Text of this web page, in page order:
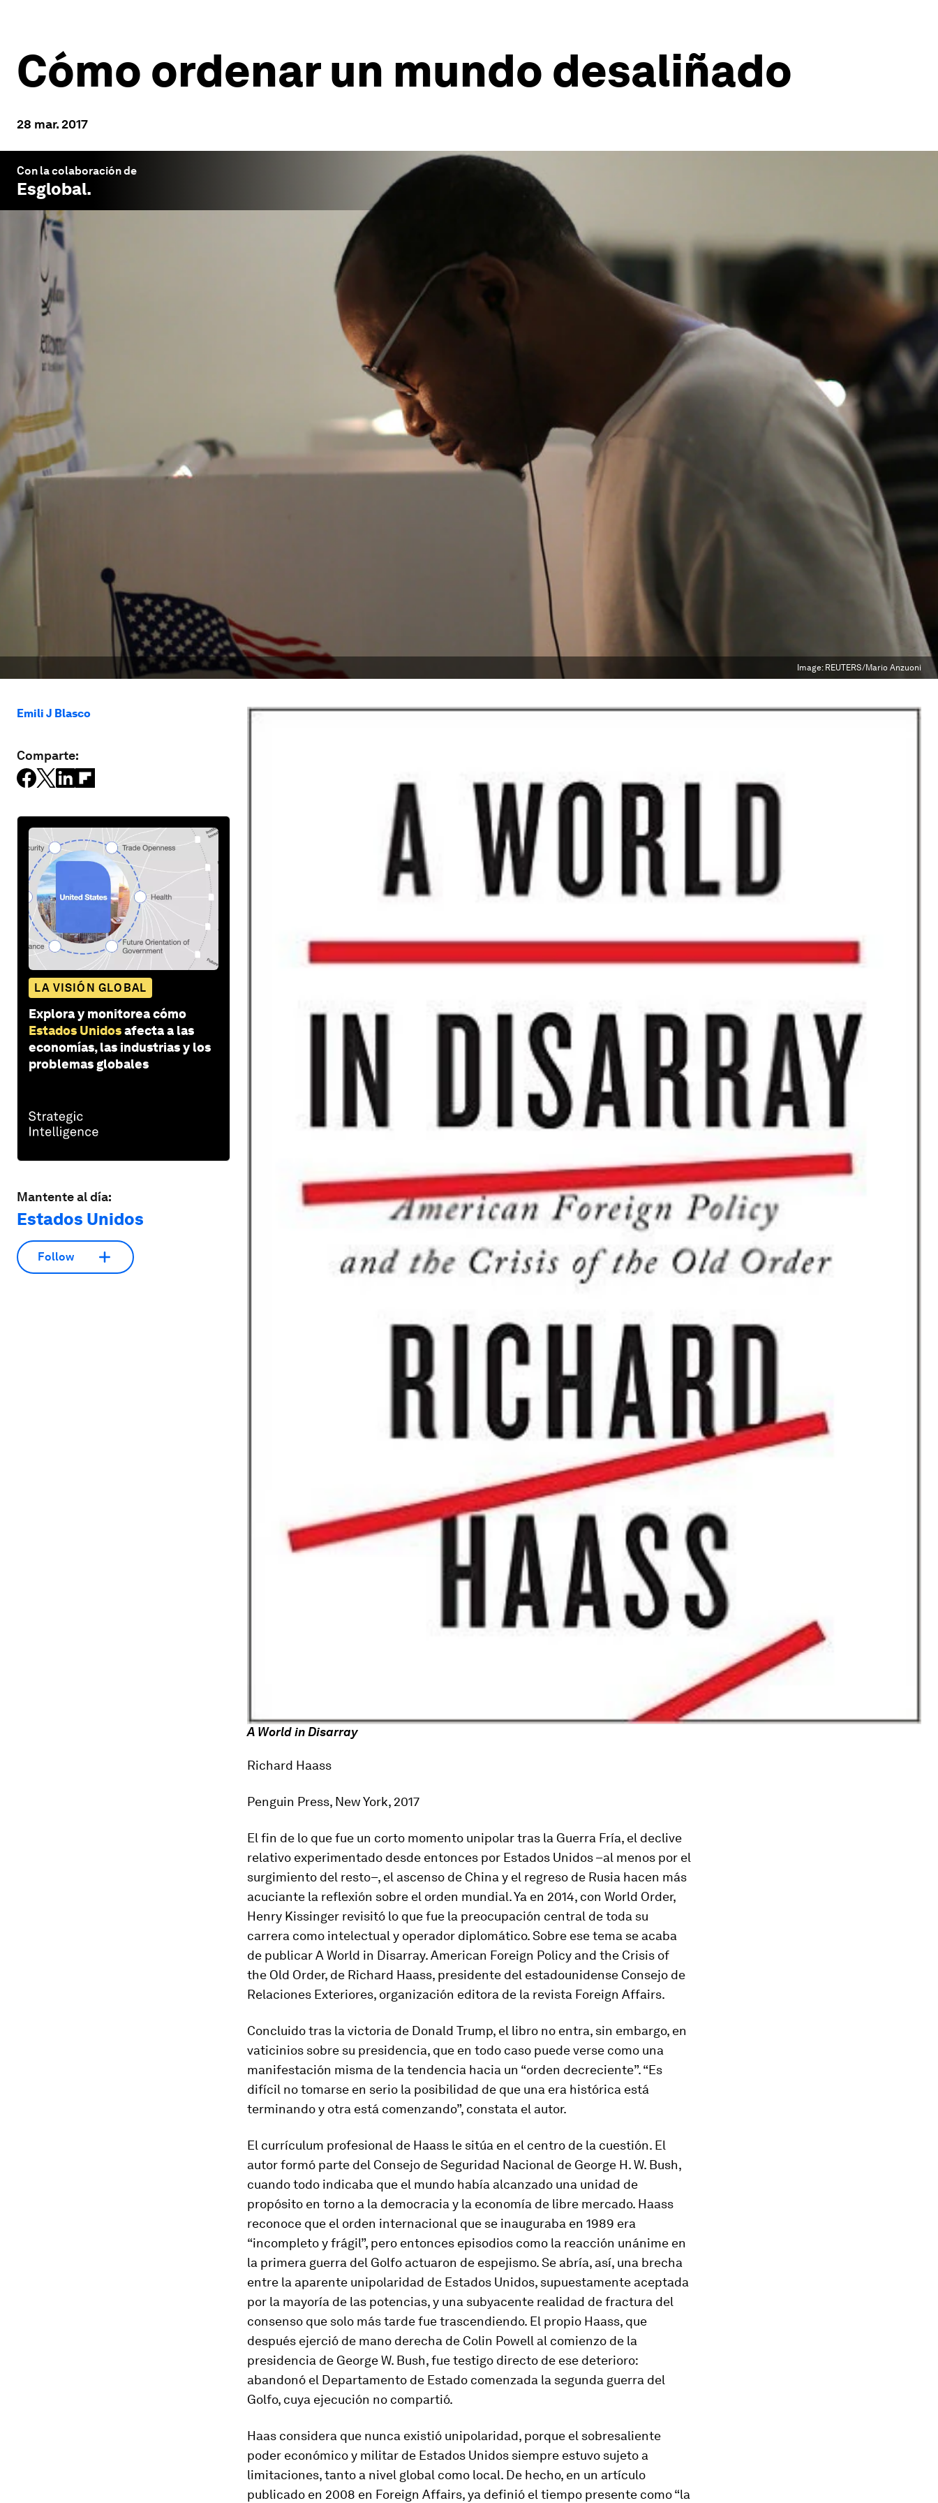
Cómo ordenar un mundo desaliñado
28 mar. 2017
Con la colaboración de
Esglobal.
Image: REUTERS/Mario Anzuoni
Emili J Blasco
Comparte:
LA VISIÓN GLOBAL
Explora y monitorea cómo
Estados Unidosafecta a las
economías, las industrias y los
problemas globales
Mantente al día:
Estados Unidos
Follow
A World in Disarray
Richard Haass
Penguin Press, New York, 2017
El fin de lo que fue un corto momento unipolar tras la Guerra Fría, el declive
relativo experimentado desde entonces por Estados Unidos –al menos por el
surgimiento del resto–, el ascenso de China y el regreso de Rusia hacen más
acuciante la reflexión sobre el orden mundial. Ya en 2014, con World Order,
Henry Kissinger revisitó lo que fue la preocupación central de toda su
carrera como intelectual y operador diplomático. Sobre ese tema se acaba
de publicarA World in Disarray. American Foreign Policy and the Crisis of
the Old Order, de Richard Haass, presidente del estadounidense Consejo de
Relaciones Exteriores, organización editora de la revista Foreign Affairs.
Concluido tras la victoria de Donald Trump, el libro no entra, sin embargo, en
vaticinios sobre su presidencia, que en todo caso puede verse como una
manifestación misma de la tendencia hacia un “orden decreciente”. “Es
difícil no tomarse en serio la posibilidad de que una era histórica está
terminando y otra está comenzando”, constata el autor.
El currículum profesional de Haass le sitúa en el centro de la cuestión. El
autor formó parte del Consejo de Seguridad Nacional de George H. W. Bush,
cuando todo indicaba que el mundo había alcanzado una unidad de
propósito en torno a la democracia y la economía de libre mercado. Haass
reconoce que el orden internacional que se inauguraba en 1989 era
“incompleto y frágil”, pero entonces episodios como la reacción unánime en
la primera guerra del Golfo actuaron de espejismo. Se abría, así, una brecha
entre la aparente unipolaridad de Estados Unidos, supuestamente aceptada
por la mayoría de las potencias, y una subyacente realidad de fractura del
consenso que solo más tarde fue trascendiendo. El propio Haass, que
después ejerció de mano derecha de Colin Powell al comienzo de la
presidencia de George W. Bush, fue testigo directo de ese deterioro:
abandonó el Departamento de Estado comenzada la segunda guerra del
Golfo, cuya ejecución no compartió.
Haas considera que nunca existió unipolaridad, porque el sobresaliente
poder económico y militar de Estados Unidos siempre estuvo sujeto a
limitaciones, tanto a nivel global como local. De hecho, en un artículo
publicado en 2008 en Foreign Affairs, ya definió el tiempo presente como “la